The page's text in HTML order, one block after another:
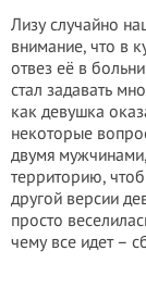
Лизу случайно
внимание, что в
отвез её в
стал задавать
как девушка
некоторые
двумя
территорию,
другой версии
просто
чему все идет –